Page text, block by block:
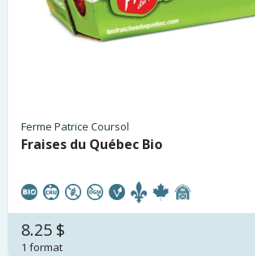
Ferme Patrice Coursol
Fraises du Québec Bio
8.25 $
1 format